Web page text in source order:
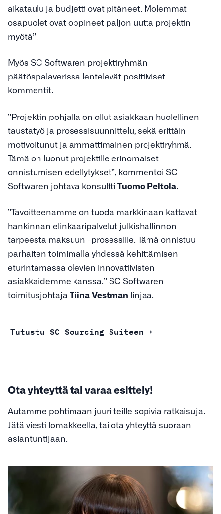
aikataulu ja budjetti ovat pitäneet. Molemmat
osapuolet ovat oppineet paljon uutta projektin
myötä”.
Myös SC Softwaren projektiryhmän
päätöspalaverissa lentelevät positiiviset
kommentit.
”Projektin pohjalla on ollut asiakkaan huolellinen
taustatyö ja prosessisuunnittelu, sekä erittäin
motivoitunut ja ammattimainen projektiryhmä.
Tämä on luonut projektille erinomaiset
onnistumisen edellytykset”, kommentoi SC
Softwaren johtava konsultti Tuomo Peltola
”Tavoitteenamme on tuoda markkinaan kattavat
hankinnan elinkaaripalvelut julkishallinnon
tarpeesta maksuun -prosessille. Tämä onnistuu
parhaiten toimimalla yhdessä kehittämisen
eturintamassa olevien innovatiivisten
asiakkaidemme kanssa.” SC Softwaren
toimitusjohtaja Tiina Vestman linjaa.
Tutustu SC Sourcing Suiteen
Ota yhteyttä tai varaa esittely!
Autamme pohtimaan juuri teille sopivia ratkaisuja.
Jätä viesti lomakkeella, tai ota yhteyttä suoraan
asiantuntijaan.